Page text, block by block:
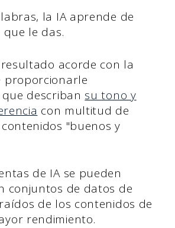
la IA aprende de
le das.
acorde con la
proporcionarle
describan su tono y
con multitud de
"buenos y
de IA se pueden
conjuntos de datos de
de los contenidos de
rendimiento.